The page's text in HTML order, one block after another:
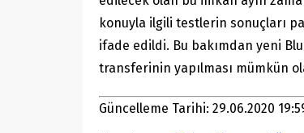
konuyla ilgili testlerin sonuçları
ifade edildi. Bu bakımdan yeni
transferinin yapılması mümkün
Güncelleme Tarihi: 29.06.2020